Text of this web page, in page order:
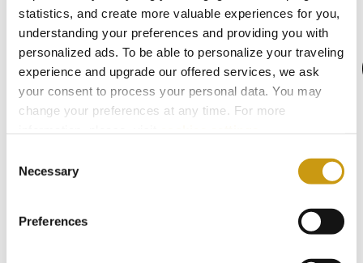
statistics, and create more valuable experiences for you,
understanding your preferences and providing you with
personalized ads. To be able to personalize your traveling
experience and upgrade our offered services, we ask
your consent to process your personal data. You may
change your preferences at any time. For more
Selection
Necessary
Preferences
DURABLE
Nous établirons un processus d'évaluation
de notre chaîne d'approvisionnement basé
sur des critères ESG, en mettant l'accent